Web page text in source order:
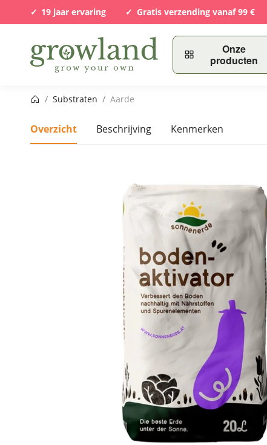
19 jaar ervaring Gratis verzending vanaf 99 €
Onze
producten
Startpagina
/ Substraten / Aarde
Overzicht Beschrijving Kenmerken